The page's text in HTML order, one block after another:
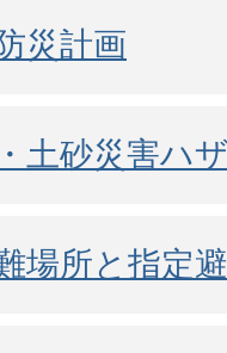
災計画
土砂災害ハ
場所と指定